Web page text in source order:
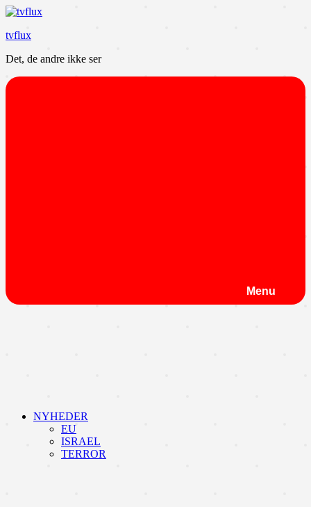
Videre
indhold
tvflux
Det, de andre ikke ser
Menu
NYHEDER
EU
ISRAEL
TERROR